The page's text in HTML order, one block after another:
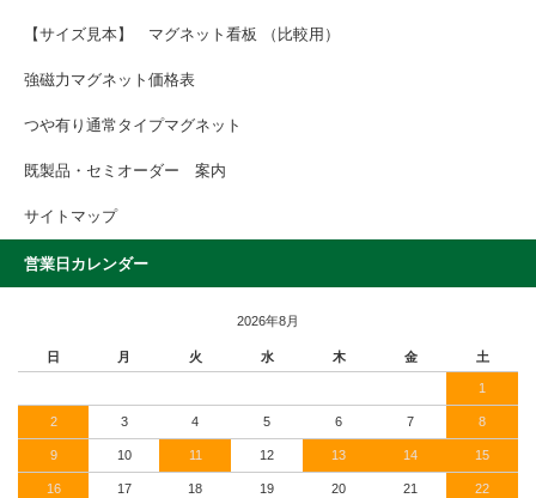
【サイズ見本】 マグネット看板 （比較用）
強磁力マグネット価格表
つや有り通常タイプマグネット
既製品・セミオーダー 案内
サイトマップ
営業日カレンダー
2026年8月
日 月 火 水 木 金 土
1
2 3 4 5 6 7 8
9 10 11 12 13 14 15
16 17 18 19 20 21 22